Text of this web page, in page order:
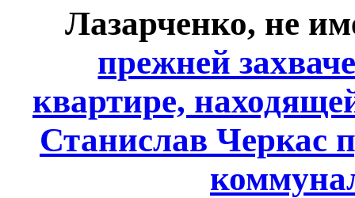
Лазарченко, не
прежней
квартире,
Станислав Черкас